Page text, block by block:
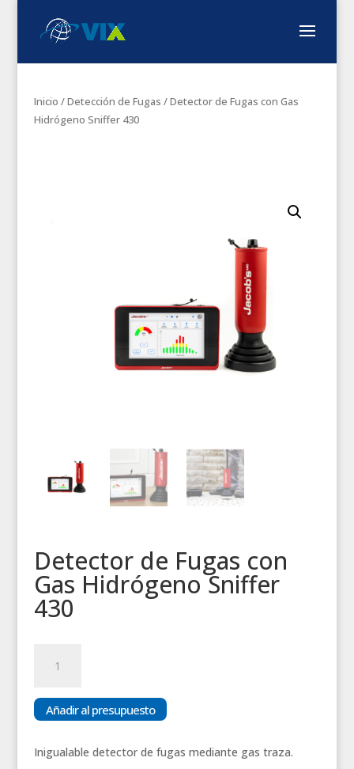
Inicio /Detección de Fugas / Detector de Fugas con Gas
Hidrógeno Sniffer 430
Detector de Fugas con
Gas Hidrógeno Sniffer
430
con
Gas
Sniffer
Añadir al presupuesto
Inigualable detector de fugas mediante gas traza.